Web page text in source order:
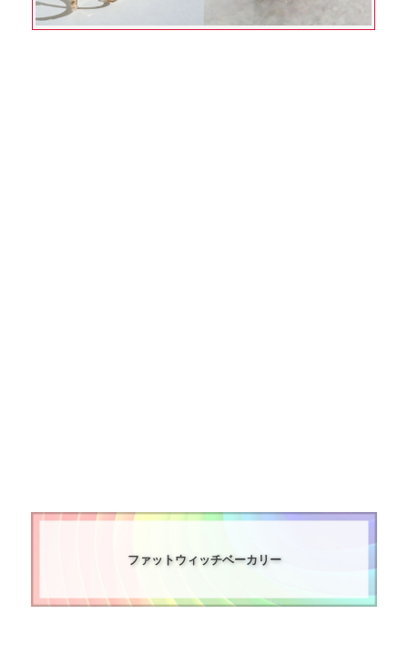
ファットウィッチベーカリー